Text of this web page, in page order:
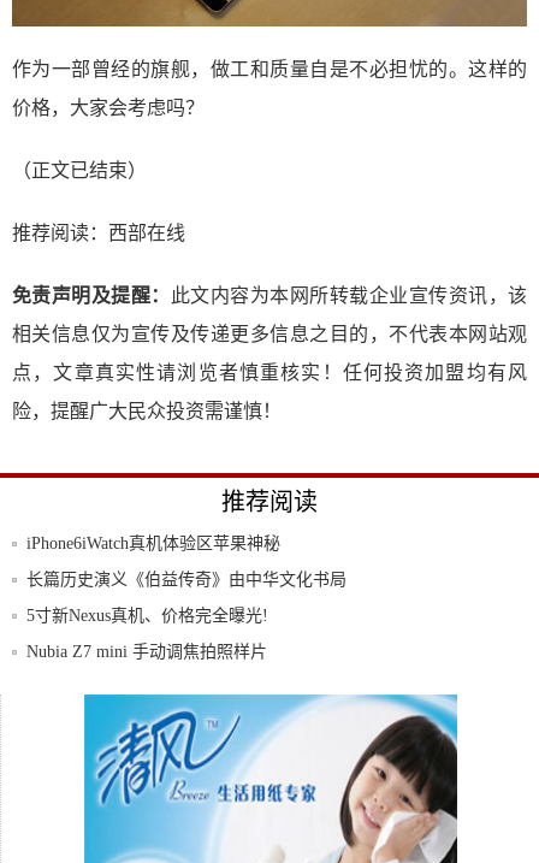
作为一部曾经的旗舰，做工和质量自是不必担忧的。这样的
价格，大家会考虑吗？
（正文已结束）
推荐阅读： 西部在线
免责声明及提醒：
此文内容为本网所转载企业宣传资讯，该
相关信息仅为宣传及传递更多信息之目的，不代表本网站观
点，文章真实性请浏览者慎重核实！任何投资加盟均有风
险，提醒广大民众投资需谨慎！
推荐阅读
iPhone6iWatch真机体验区苹果神秘
长篇历史演义《伯益传奇》由中华文化书局
正式出
5寸新Nexus真机、价格完全曝光!
Nubia Z7 mini 手动调焦拍照样片
三星2016款A系列手机抢先体验